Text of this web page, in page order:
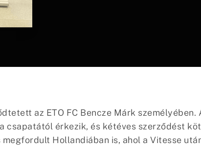
az ETO FC Bencze Márk személyében.
csapatától érkezik, és kétéves szerződést
Hollandiában is, ahol a Vitesse